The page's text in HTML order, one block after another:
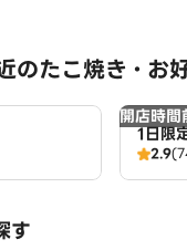
のたこ焼き・お
開店時間
1日限
2.9
す